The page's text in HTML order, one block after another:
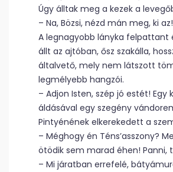
Úgy álltak meg a kezek a
– Na, Bözsi, nézd mán meg, ki az!
A legnagyobb lányka felpattant
állt az ajtóban, ősz szakálla,
általvető, mely nem látszott
legmélyebb hangzói.
– Adjon Isten, szép jó estét!
áldásával egy szegény
Pintyénének elkerekedett a
– Méghogy én Téns’asszony?
ötödik sem marad éhen! Panni,
– Mi járatban errefelé,